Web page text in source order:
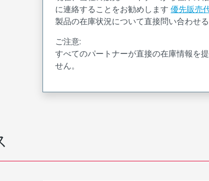
に連絡することをお勧めします 優先販売
製品の在庫状況について直接問い合わせる
ご注意:
すべてのパートナーが直接の在庫情報を
せん。